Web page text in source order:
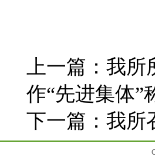
上一篇： 我所
作“先进集体”
下一篇： 我所